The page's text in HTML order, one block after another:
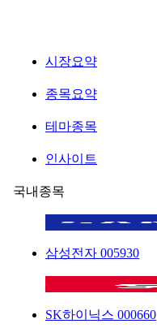
시장요약
종목요약
테마종목
인사이트
국내종목
삼성전자 005930
SK하이닉스 000660